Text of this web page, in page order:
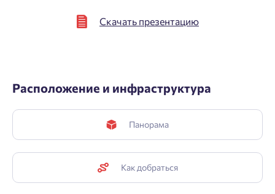
Скачать презентацию
Расположение и инфраструктура
Панорама
Как добраться